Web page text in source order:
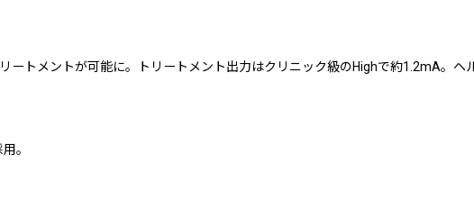
トメントが可能に。トリートメント出力はクリニック級のHighで約1.2mA。ヘ
。